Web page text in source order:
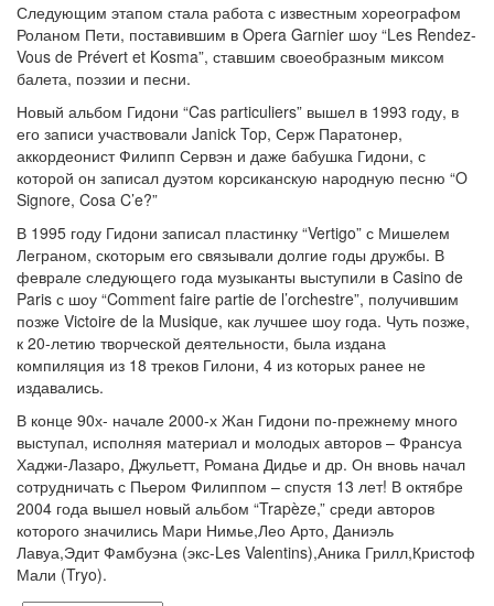
Следующим этапом стала работа с известным хореографом
Роланом Пети, поставившим в Opera Garnier шоу “Les Rendez-
Vous de Prévert et Kosma”, ставшим своеобразным миксом
балета, поэзии и песни.
Новый альбом Гидони “Cas particuliers” вышел в 1993 году, в
его записи участвовали Janick Top, Серж Паратонер,
аккордеонист Филипп Сервэн и даже бабушка Гидони, с
которой он записал дуэтом корсиканскую народную песню “O
Signore, Cosa C’e?”
В 1995 году Гидони записал пластинку “Vertigo” с Мишелем
Леграном, скоторым его связывали долгие годы дружбы. В
феврале следующего года музыканты выступили в Casino de
Paris с шоу “Comment faire partie de l’orchestre”, получившим
позже Victoire de la Musique, как лучшее шоу года. Чуть позже,
к 20-летию творческой деятельности, была издана
компиляция из 18 треков Гилони, 4 из которых ранее не
издавались.
В конце 90х- начале 2000-х Жан Гидони по-прежнему много
выступал, исполняя материал и молодых авторов – Франсуа
Хаджи-Лазаро, Джульетт, Романа Дидье и др. Он вновь начал
сотрудничать с Пьером Филиппом – спустя 13 лет! В октябре
2004 года вышел новый альбом “Trapèze,” среди авторов
которого значились Мари Нимье,Лео Арто, Даниэль
Лавуа,Эдит Фамбуэна (экс-Les Valentins),Аника Грилл,Кристоф
Мали (Tryo).